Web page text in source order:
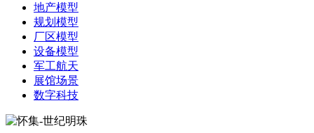
地产模型
规划模型
厂区模型
设备模型
军工航天
展馆场景
数字科技